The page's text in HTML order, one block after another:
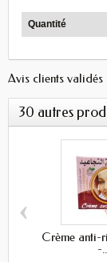
Quantité
Avis clients validés
30 autres
Crème anti-
-
‹